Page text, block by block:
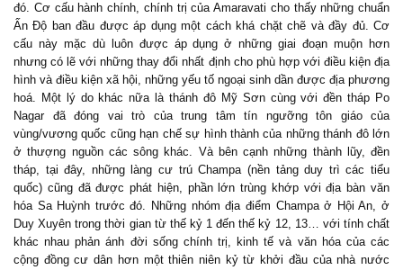
đó. Cơ cấu hành chính, chính trị của Amaravati cho thấy những chuẩn
Ấn Độ ban đầu được áp dụng một cách khá chặt chẽ và đầy đủ. Cơ
cấu này mặc dù luôn được áp dụng ở những giai đoạn muộn hơn
nhưng có lẽ với những thay đổi nhất định cho phù hợp với điều kiện địa
hình và điều kiện xã hội, những yếu tố ngoại sinh dần được địa phương
hoá. Một lý do khác nữa là thánh đô Mỹ Sơn cùng với đền tháp Po
Nagar đã đóng vai trò của trung tâm tín ngưỡng tôn giáo của
vùng/vương quốc cũng hạn chế sự hình thành của những thánh đô lớn
ở thượng nguồn các sông khác. Và bên cạnh những thành lũy, đền
tháp, tại đây, những làng cư trú Champa (nền tảng duy trì các tiểu
quốc) cũng đã được phát hiện, phần lớn trùng khớp với địa bàn văn
hóa Sa Huỳnh trước đó. Những nhóm địa điểm Champa ở Hội An, ở
Duy Xuyên trong thời gian từ thế kỷ 1 đến thế kỷ 12, 13… với tính chất
khác nhau phản ánh đời sống chính trị, kinh tế và văn hóa của các
cộng đồng cư dân hơn một thiên niên kỷ từ khởi đầu của nhà nước